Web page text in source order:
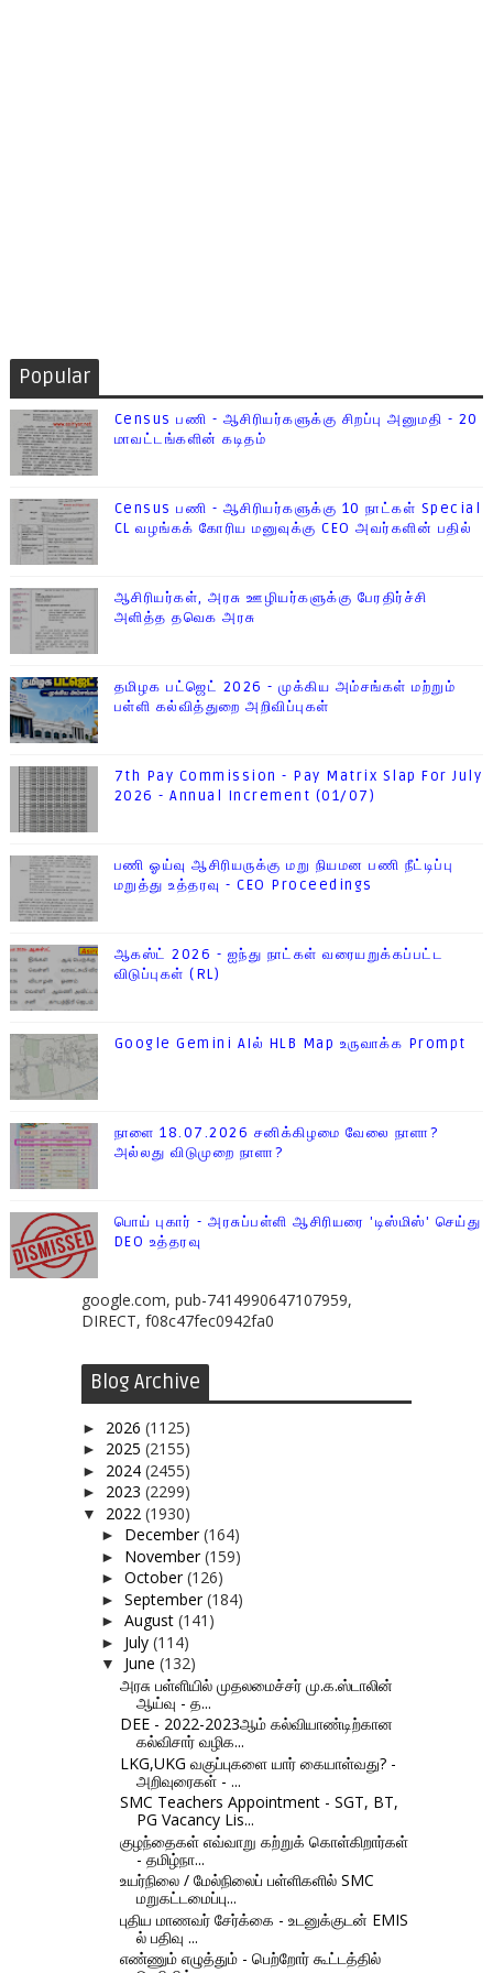
Popular
Census பணி - ஆசிரியர்களுக்கு சிறப்பு அனுமதி - 20
மாவட்டங்களின் கடிதம்
Census பணி - ஆசிரியர்களுக்கு 10 நாட்கள் Special
CL வழங்கக் கோரிய மனுவுக்கு CEO அவர்களின் பதில்
ஆசிரியர்கள், அரசு ஊழியர்களுக்கு பேரதிர்ச்சி
அளித்த தவெக அரசு
தமிழக பட்ஜெட் 2026 - முக்கிய அம்சங்கள் மற்றும்
பள்ளி கல்வித்துறை அறிவிப்புகள்
7th Pay Commission - Pay Matrix Slap For July
2026 - Annual Increment (01/07)
பணி ஓய்வு ஆசிரியருக்கு மறு நியமன பணி நீட்டிப்பு
மறுத்து உத்தரவு - CEO Proceedings
ஆகஸ்ட் 2026 - ஐந்து நாட்கள் வரையறுக்கப்பட்ட
விடுப்புகள் (RL)
Google Gemini AIல் HLB Map உருவாக்க Prompt
நாளை 18.07.2026 சனிக்கிழமை வேலை நாளா?
அல்லது விடுமுறை நாளா?
பொய் புகார் - அரசுப்பள்ளி ஆசிரியரை 'டிஸ்மிஸ்' செய்து
DEO உத்தரவு
google.com, pub-7414990647107959,
DIRECT, f08c47fec0942fa0
Blog Archive
► 2026 (1125)
► 2025 (2155)
► 2024 (2455)
► 2023 (2299)
▼ 2022 (1930)
► December(164)
► November(159)
► October(126)
► September(184)
► August (141)
► July (114)
▼ June (132)
அரசு பள்ளியில் முதலமைச்சர் மு.க.ஸ்டாலின்
ஆய்வு - த...
DEE - 2022-2023ஆம் கல்வியாண்டிற்கான
கல்விசார் வழிக...
LKG,UKG வகுப்புகளை யார் கையாள்வது? -
அறிவுரைகள் - ...
SMC Teachers Appointment - SGT, BT,
PG Vacancy Lis...
குழந்தைகள் எவ்வாறு கற்றுக் கொள்கிறார்கள்
- தமிழ்நா...
உயர்நிலை / மேல்நிலைப் பள்ளிகளில் SMC
மறுகட்டமைப்பு...
புதிய மாணவர் சேர்க்கை - உடனுக்குடன் EMIS
ல் பதிவு ...
எண்ணும் எழுத்தும் - பெற்றோர் கூட்டத்தில்